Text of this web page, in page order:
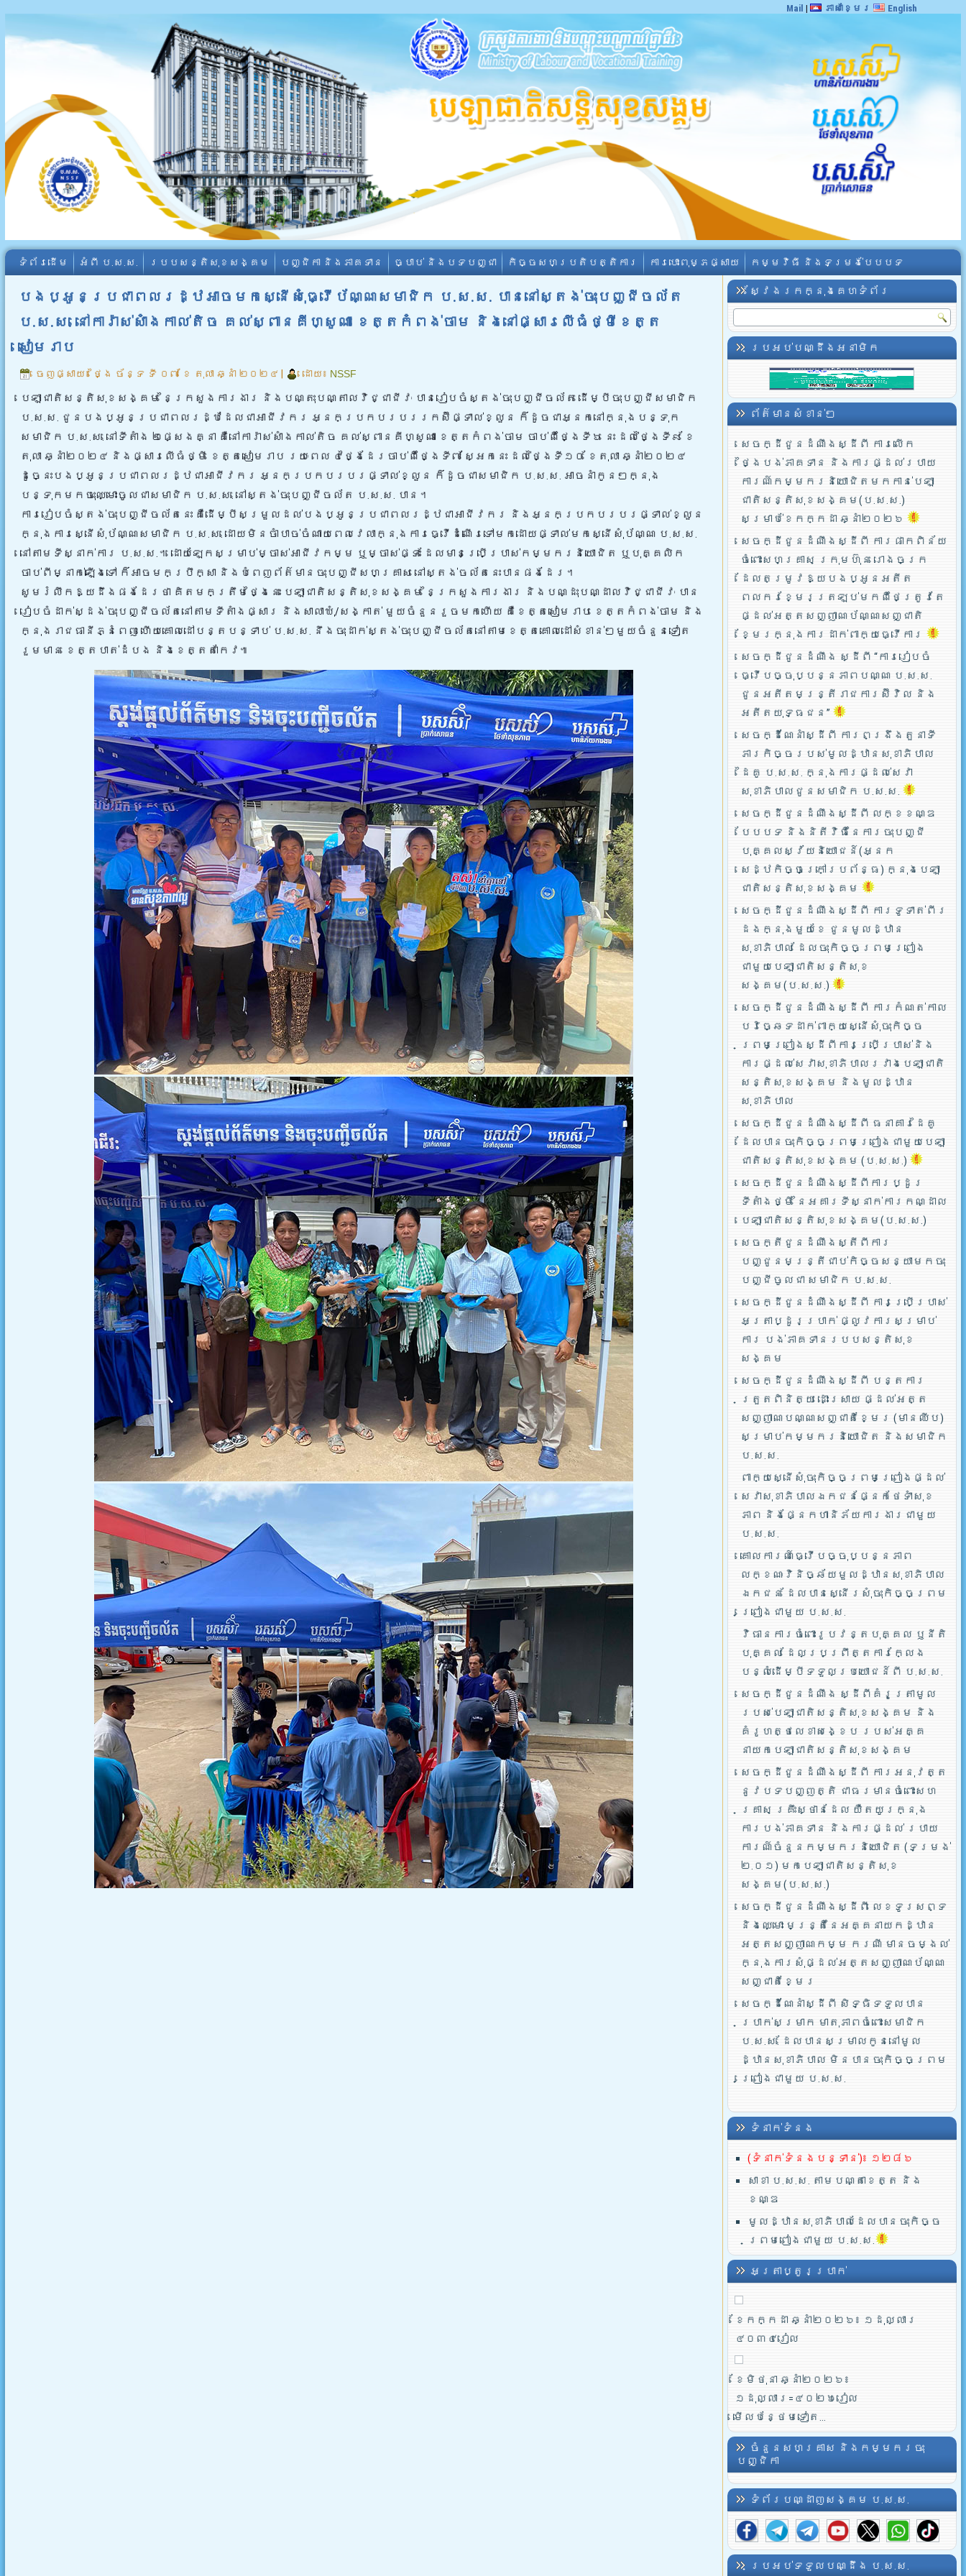
Mail | ភាសាខ្មែរ English
ទំព័រដើម អំពី​ ប.ស.ស. របបសន្តិសុខសង្គម បញ្ជិកា និងភាគទាន ច្បាប់ និងបទបញ្ជា កិច្ចសហប្រតិបត្តិការ ការបោះពុម្ភផ្សាយ កម្មវិធី និងទម្រង់បែបបទ
បងប្អូនប្រជាពលរដ្ឋអាចមកស្នើសុំធ្វើប័ណ្ណសមាជិក ប.ស.ស. បាននៅស្តង់ចុះបញ្ជីចល័ត
ប.ស.ស.​ នៅការ៉ាស់សាំងកាល់តិច​ គល់ស្ពានគីហ្សូណា​ ខេត្តកំពង់ចាម​ និងនៅផ្សារលេីធំថ្មីខេត្ត
សៀមរាប
ចេញផ្សាយ៖ ថ្ងៃ ច័ន្ទ ទី ០៧ ខែ តុលា ឆ្នាំ ២០២៤ ដោយ៖ NSSF
បេឡាជាតិសន្តិសុខសង្គម នៃក្រសួងការងារ និងបណ្តុះបណ្តាលវិជ្ជាជីវៈ បានរៀបចំស្តង់ចុះបញ្ជីចល័ត ដើម្បីចុះបញ្ជីសមាជិក
ប.ស.ស. ជូនបងប្អូនប្រជាពលរដ្ឋដែលជាអាជីវករ អ្នកប្រកបរបររកស៊ីផ្ទាល់ខ្លួន ក៏ដូចជាអ្នកនៅក្នុង បន្ទុក
សមាជិក ប.ស.ស. នៅទីតាំង ២ផ្សេងគ្នា​ គឺនៅការ៉ាស់សាំងកាល់តិច​ គល់ស្ពានគីហ្សូណា​ ខេត្តកំពង់ចាម​ ចាប់ពីថ្ងៃទី​៦​ នេះ​ ដល់ថ្ងៃទី៩​ ខែ
តុលា​ ឆ្នាំ២០២៤​ និងផ្សារលេីធំថ្មី​ ខេត្តសៀមរាប​ រយៈពេល ៤ថ្ងៃដែរចាប់ពីថ្ងៃទី៧​ ស្អែកនេះ​ ដល់ថ្ងៃទី១០ ខែតុលា​ ឆ្នាំ២០២៤
ដូច្នេះបងប្អូនប្រជាពលរដ្ឋជាអាជីវករ អ្នកប្រកបរបរផ្ទាល់ខ្លួន ក៏ដូចជាសមាជិក ប.ស.ស. អាចនាំកូនៗក្នុង
បន្ទុកមកចុះឈ្មោះចូលជាសមាជិក ប.ស.ស. នៅស្តង់ចុះបញ្ជីចល័ត ប.ស.ស. បាន។
ការរៀបចំស្តង់ចុះបញ្ជីចល័តនេះ គឺដើម្បីសម្រួលដល់បងប្អូនប្រជាពលរដ្ឋជាអាជីវករ និងអ្នកប្រកបរបរផ្ទាល់ខ្លួន
ក្នុងការស្នើសុំប័ណ្ណសមាជិក ប.ស.ស. ដោយមិនចាំបាច់ចំណាយពេលវេលាក្នុងការធ្វើដំណើរទៅមកដោយផ្ទាល់មកស្នើសុំប័ណ្ណ ប.ស.ស.
នៅតាមទីស្នាក់ការ ប.ស.ស.។ ដោយឡែកសម្រាប់ម្ចាស់អាជីវកម្ម ឬម្ចាស់ផ្ទះ ដែលមានប្រើប្រាស់កម្មករនិយោជិត ឬបុគ្គលិក
ចាប់ពីម្នាក់ឡើងទៅ ក៏អាចមកប្រឹក្សា និងបំពេញព័ត៌មានចុះបញ្ជីសហគ្រាស នៅស្តង់ចល័តនេះបានផងដែរ។
សូមរំលឹកឱ្យដឹងផងដែរថា គិតមកត្រឹមថ្ងៃនេះ បេឡាជាតិសន្តិសុខសង្គម នៃក្រសួងការងារ និងបណ្ដុះបណ្ដាលវិជ្ជាជីវៈ បាន
រៀបចំដាក់ស្ដង់ចុះបញ្ជីចល័តនៅតាមទីតាំងផ្សារ និងសាលាឃុំ/សង្កាត់ មួយចំនួនរួចមកហើយ គឺខេត្តសៀមរាប ខេត្តកំពង់ចាម និង
ក្នុងរាជធានីភ្នំពេញ ហើយគោលដៅបន្តបន្ទាប់ ប.ស.ស. នឹងចុះដាក់ស្តង់ចុះបញ្ជីចល័តនៅតាមខេត្តគោលដៅសំខាន់ៗមួយចំនួនទៀត
រួមមាន ខេត្តបាត់ដំបង និងខេត្តតាកែវ៕
ស្វែងរកក្នុងគេហទំព័រ
ប្រអប់បណ្ដឹងអនាមិក
ព័ត៌មានសំខាន់ៗ
សេចក្ដីជូនដំណឹងស្ដីពី ការលើក
ថ្ងៃបង់ភាគទាន និងការផ្ដល់របាយ
ការណ៍កម្មករនិយោជិតមកកាន់បេឡា
ជាតិសន្តិសុខសង្គម(ប.ស.ស.)
សម្រាប់ខែកក្កដា ឆ្នាំ២០២៦
សេចក្ដីជូនដំណឹងស្ដីពី ការផាកពិន័យ
ចំពោះសហគ្រាស ក្រុមហ៊ុន រោងចក្រ
ដែលតម្រូវឱ្យបងប្អូនអតីត
ពលករខ្មែរត្រឡប់មកពីថៃត្រូវតែ
ផ្ដល់អត្តសញ្ញាណប័ណ្ណសញ្ជាតិ
ខ្មែរក្នុងការដាក់ពាក្យធ្វើការ
សេចក្ដីជូនដំណឹង ស្ដីពី “ការរៀបចំ
ធ្វើបច្ចុប្បន្នភាពបណ្ណ ប.ស.ស.
ជូនអតីតមន្ត្រីរាជការស៊ីវិល និង
អតីតយុទ្ធជន”
សេចក្ដីណែនាំស្ដីពី ការពង្រឹងតួនាទី
ភារកិច្ចរបស់មូលដ្ឋានសុខាភិបាល
ដៃគូ ប.­ស.ស. ក្នុងការផ្ដល់សេវា
សុខាភិបាលជូនសមាជិក ប.ស.ស.
សេចក្ដីជូនដំណឹងស្ដីពី លក្ខខណ្ឌ
បែបបទ និងនិតីវិធីនៃការចុះបញ្ជី
បុគ្គលស្វ័យនិយោជន៍(អ្នក
សេដ្ឋកិច្ចក្រៅប្រព័ន្ធ) ក្នុងបេឡា
ជាតិសន្តិសុខសង្គម
សេចក្ដីជូនដំណឹងស្ដីពី ការទូទាត់ពីរ
ដងក្នុងមួយខែ ជូនមូលដ្ឋាន
សុខាភិបាល ដែលចុះកិច្ចព្រមព្រៀង
ជាមួយបេឡាជាតិសន្តិសុខ
សង្គម(ប.ស.ស.)
សេចក្ដីជូនដំណឹងស្ដីពី ការកំណត់កាល
បរិច្ឆេទដាក់ពាក្យស្នើសុំចុះកិច្ច
ព្រមព្រៀងស្ដីពីការប្រើប្រាស់និង
ការផ្ដល់សេវាសុខាភិបាលរវាងបេឡាជាតិ
សន្តិសុខសង្គម និងមូលដ្ឋាន
សុខាភិបាល
សេចក្ដីជូនដំណឹងស្ដីពី ធនាគារដៃគូ
ដែលបានចុះកិច្ចព្រមព្រៀងជាមួយបេឡា
ជាតិសន្តិសុខសង្គម (ប.ស.ស.)
សេចក្ដីជូនដំណឹងស្ដីពីការប្ដូរ
ទីតាំងថ្មី នៃអគារទីស្នាក់ការកណ្ដាល
បេឡាជាតិសន្តិសុខសង្គម(ប.ស.ស.)
សេចក្តីជូនដំណឹងស្តីពីការ
បញ្ជូនមន្រ្តីជាប់កិច្ចសន្យាមកចុះ
បញ្ជីចូលជា សមាជិក ប.ស.ស.
សេចក្ដីជូនដំណឹងស្ដីពី ការប្រើប្រាស់
អត្រាប្ដូរប្រាក់ ផ្លូវការសម្រាប់
ការ បង់ភាគទានរបបសន្តិសុខ
សង្គម
សេចក្ដីជូនដំណឹងស្ដីពី បន្តការ
ត្រួតពិនិត្យ ដោះស្រាយ ផ្ដល់អត្ត
សញ្ញាណបណ្ណសញ្ជាតិខ្មែរ (មានឈីប)
សម្រាប់កម្មករនិយោជិត និងសមាជិក
ប.ស.ស.
ពាក្យស្នើសុំចុះកិច្ចព្រមព្រៀងផ្ដល់
សេវាសុខាភិបាលឯកជនផ្នែកថែទាំសុខ
ភាព និងផ្នែកហានិភ័យការងារជាមួយ
ប.ស.ស.
គោលការណ៍ធ្វើបច្ចុប្បន្នភាព
លក្ខណៈវិនិច្ឆ័យមួលដ្ឋានសុខាភិបាល
ឯកជន ដែលបានស្នើរសុំចុះកិច្ចព្រម
ព្រៀងជាមួយ ប.ស.ស.
វិធានការចំពោះរូបវន្តបុគ្គល ឫនីតិ
បុគ្គល ដែលប្រព្រឹត្តការក្លែង
បន្លំដើម្បីទទួលប្រយោជន៍ពី ប.ស.ស.
សេចក្ដីជូនដំណឹង ស្ដីពីគំរូត្រាមូល
របស់បេឡាជាតិសន្តិសុខសង្គម និង
គំរូហត្ថលេខាសង្ខេប របស់អគ្គ
នាយកបេឡាជាតិសន្តិសុខសង្គម
សេចក្ដីជូនដំណឹងស្ដីពី ការអនុវត្ត
នូវបទបញ្ញត្តិ ជាធរមានចំពោះសហ
គ្រាស គ្រឹះស្ថានដែល យឺតយូរក្នុង
ការបង់ភាគទាន និងការផ្ដល់ របាយ
ការណ៍ចំនួនកម្មករនិយោជិត (ទម្រង់
២.០១) មកបេឡាជាតិសន្តិសុខ
សង្គម(ប.ស.ស.)
សេចក្ដីជូនដំណឹងស្ដីពី លេខទូរសព្ទ
និងឈ្មោះ មន្រ្តីនៃអគ្គនាយកដ្ឋាន
អត្តសញ្ញាណកម្ម ករណី មានចម្ងល់
ក្នុងការសុំផ្ដល់អត្តសញ្ញាណប័ណ្ណ
សញ្ជាតិខ្មែរ
សេចក្ដីណែនាំស្ដីពី សិទ្ធិទទួលបាន
ប្រាក់សម្រាក មាតុភាពចំពោះសមាជិក
ប.ស.ស. ដែលបានសម្រាលកូននៅមូល
ដ្ឋានសុខាភិបាល មិនបានចុះកិច្ចព្រម
ព្រៀងជាមួយ ប.ស.ស.
ទំនាក់ទំនង
(ទំនាក់ទំនងបន្ទាន់)៖ ១២៨៦
សាខា ប.ស.ស. តាមបណ្តាខេត្ត និង
ខណ្ឌ
មូលដ្ឋានសុខាភិបាលដែលបានចុះកិច្ច
ព្រមពៀងជាមួយ ប.ស.ស.
អត្រាប្តូរប្រាក់
ខែកក្កដា ឆ្នាំ២០២៦៖ ១ដុល្លារ
៤០៣៤រៀល
ខែមិថុនា ឆ្នាំ២០២៦៖
១ដុល្លារ=៤០២៦រៀល
មើលបន្ថែមទៀត...
ចំនួនសហគ្រាស និងកម្មករចុះ
បញ្ជិកា
ទំព័របណ្ដាញសង្គម ប.ស.ស.
ប្រអប់ទទួលបណ្ដឹង ប.ស.ស.